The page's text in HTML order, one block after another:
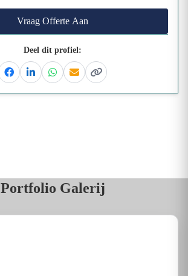
Vraag Offerte Aan
Deel dit profiel:
FacebookLinkedinWhatsapp
EmailKopieer link
Portfolio Galerij